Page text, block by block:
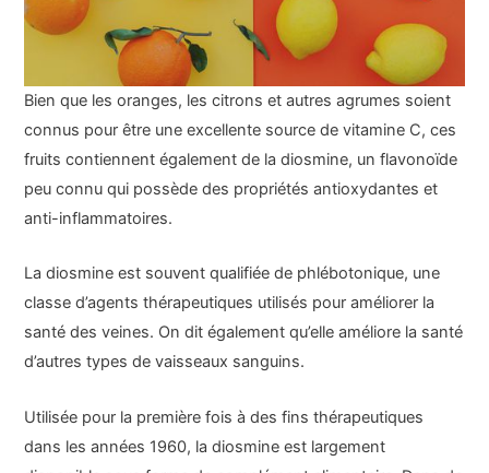
Bien que les oranges, les citrons et autres agrumes soient
connus pour être une excellente source de vitamine C, ces
fruits contiennent également de la diosmine, un flavonoïde
peu connu qui possède des propriétés antioxydantes et
anti-inflammatoires.
La diosmine est souvent qualifiée de phlébotonique, une
classe d’agents thérapeutiques utilisés pour améliorer la
santé des veines. On dit également qu’elle améliore la santé
d’autres types de vaisseaux sanguins.
Utilisée pour la première fois à des fins thérapeutiques
dans les années 1960, la diosmine est largement